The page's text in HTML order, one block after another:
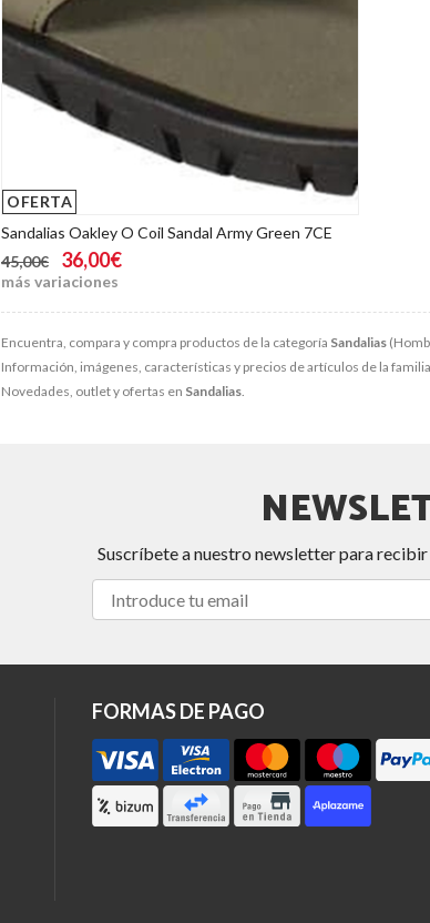
Encuentra, compara y compra productos de la categoría Sandalias
Información, imágenes, características y precios de artículos de la familia
Novedades, outlet y ofertas en Sandalias.
OFERTA
Sandalias Oakley O Coil Sandal Army Green 7CE
45,00€
36,00€
más variaciones
Suscríbete a nuestro newsletter para
FORMAS DE PAGO